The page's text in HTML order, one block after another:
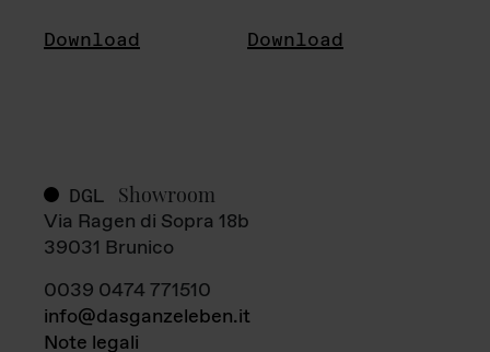
Download Download
DGL Showroom
Via Ragen di Sopra 18b
39031 Brunico
0039 0474 771510
info@dasganzeleben.it
Note legali